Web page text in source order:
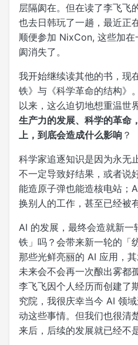
层隔阂在。但在读了李飞飞
也去日韩玩了一趟，最近正
顺便参加 NixCon, 这些加
阂消失了。
我开始继续读其他的书，现
铁》与《科学革命的结构》
以来，这么迫切地想重温世
生产力的发展、科学的革命
上，到底会造成什么影响 ？
科学家追逐知识是因为永无
不一定导致好结果，或者说
能造原子弹也能造核电站；
换别人的工作，甚至已经被
AI 的发展，最终会造就新一
铁」吗？会带来新一轮的「
那些光鲜亮丽的 AI 应用，
未来会不会再一次酿出雾都
李飞飞因个人经历而创建了
究院，我很庆幸当今 AI 领
动这些事情。但我们也很清
来后，后续的发展就已经不